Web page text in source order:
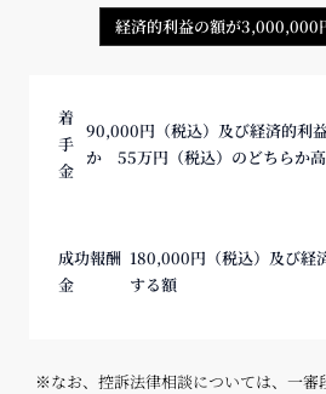
経済的利益の額が3,000,000
着
手
金
90,000円（税込）及び経済的利
か 55万円（税込）のどちらか
成功報酬
金
180,000円（税込）及び経
する額
※なお、控訴法律相談については、一審